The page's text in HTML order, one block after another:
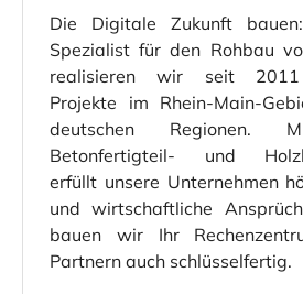
Die Digitale Zukunft
Spezialist für den Rohbau
realisieren wir seit 2011
Projekte im Rhein-Main-
deutschen Regionen.
Betonfertigteil- und
erfüllt unsere Unternehmen
und wirtschaftliche
bauen wir Ihr
Partnern auch schlüsselfertig.